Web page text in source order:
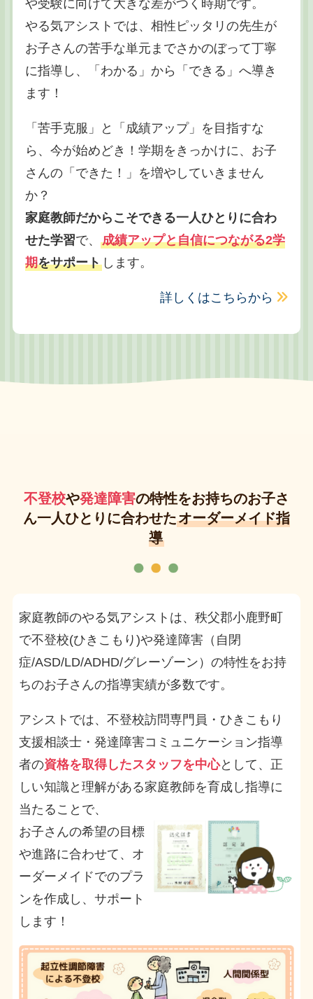
や受験に向けて大きな差がつく時期です。
やる気アシストでは、相性ピッタリの先生が
お子さんの苦手な単元までさかのぼって丁寧
に指導し、「わかる」から「できる」へ導き
ます！
「苦手克服」と「成績アップ」を目指すな
ら、今が始めどき！学期をきっかけに、お子
さんの「できた！」を増やしていきません
か？
家庭教師だからこそできる一人ひとりに合わ
せた学習で、 成績アップと自信につながる2学
期をサポートします。
詳しくはこちらから
不登校や発達障害の特性をお持ちのお子さ
ん一人ひとりに合わせたオーダーメイド指
導
家庭教師のやる気アシストは、秩父郡小鹿野町
で不登校(ひきこもり)や発達障害（自閉
症/ASD/LD/ADHD/グレーゾーン）の特性をお持
ちのお子さんの指導実績が多数です。
アシストでは、不登校訪問専門員・ひきこもり
支援相談士・発達障害コミュニケーション指導
者の資格を取得したスタッフを中心として、正
しい知識と理解がある家庭教師を育成し指導に
当たることで、
お子さんの希望の目標
や進路に合わせて、オ
ーダーメイドでのプラ
ンを作成し、サポート
します！